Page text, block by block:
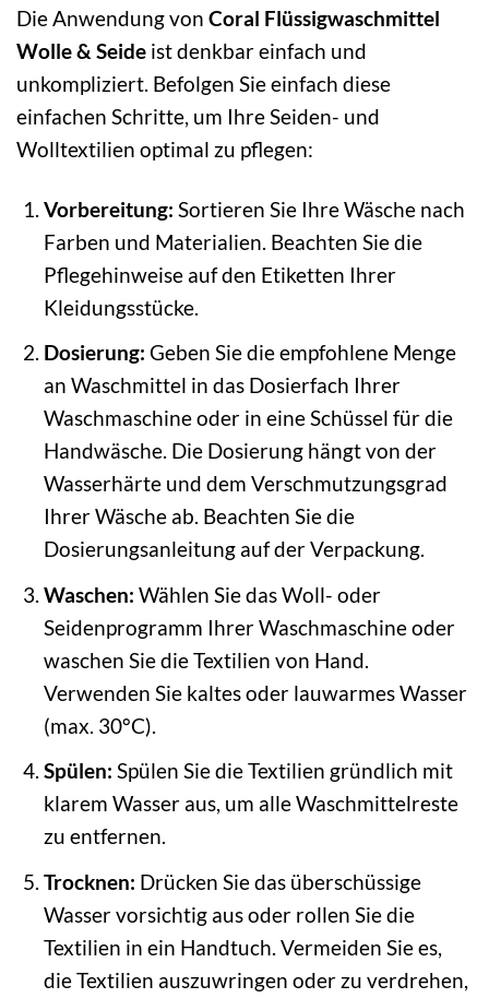
Die Anwendung von Coral Flüssigwaschmittel
Wolle & Seide ist denkbar einfach und
unkompliziert. Befolgen Sie einfach diese
einfachen Schritte, um Ihre Seiden- und
Wolltextilien optimal zu pflegen:
Vorbereitung: Sortieren Sie Ihre Wäsche nach
Farben und Materialien. Beachten Sie die
Pflegehinweise auf den Etiketten Ihrer
Kleidungsstücke.
Dosierung: Geben Sie die empfohlene Menge
an Waschmittel in das Dosierfach Ihrer
Waschmaschine oder in eine Schüssel für die
Handwäsche. Die Dosierung hängt von der
Wasserhärte und dem Verschmutzungsgrad
Ihrer Wäsche ab. Beachten Sie die
Dosierungsanleitung auf der Verpackung.
Waschen: Wählen Sie das Woll- oder
Seidenprogramm Ihrer Waschmaschine oder
waschen Sie die Textilien von Hand.
Verwenden Sie kaltes oder lauwarmes Wasser
(max. 30°C).
Spülen: Spülen Sie die Textilien gründlich mit
klarem Wasser aus, um alle Waschmittelreste
zu entfernen.
Trocknen: Drücken Sie das überschüssige
Wasser vorsichtig aus oder rollen Sie die
Textilien in ein Handtuch. Vermeiden Sie es,
die Textilien auszuwringen oder zu verdrehen,